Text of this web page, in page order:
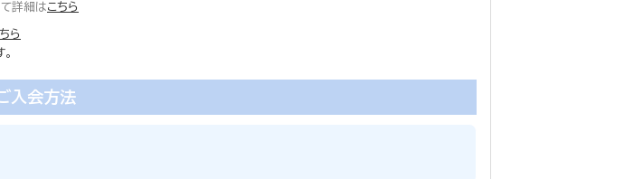
て詳細はこちら
ら
入会方法